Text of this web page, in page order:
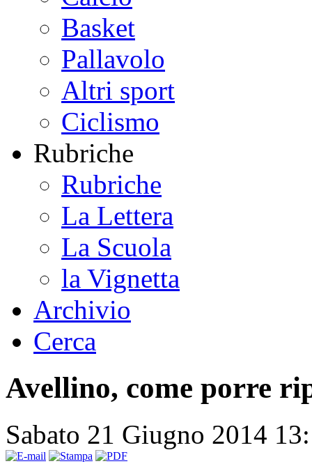
Basket
Pallavolo
Altri sport
Ciclismo
Rubriche
Rubriche
La Lettera
La Scuola
la Vignetta
Archivio
Cerca
Avellino, come porre
Sabato 21 Giugno 2014